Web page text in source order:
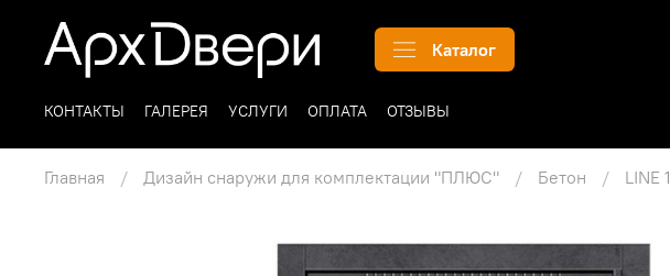
Каталог
КОНТАКТЫ ГАЛЕРЕЯ УСЛУГИ ОПЛАТА ОТЗЫВЫ
Главная Дизайн снаружи для комплектации "ПЛЮС" Бетон LINE 1